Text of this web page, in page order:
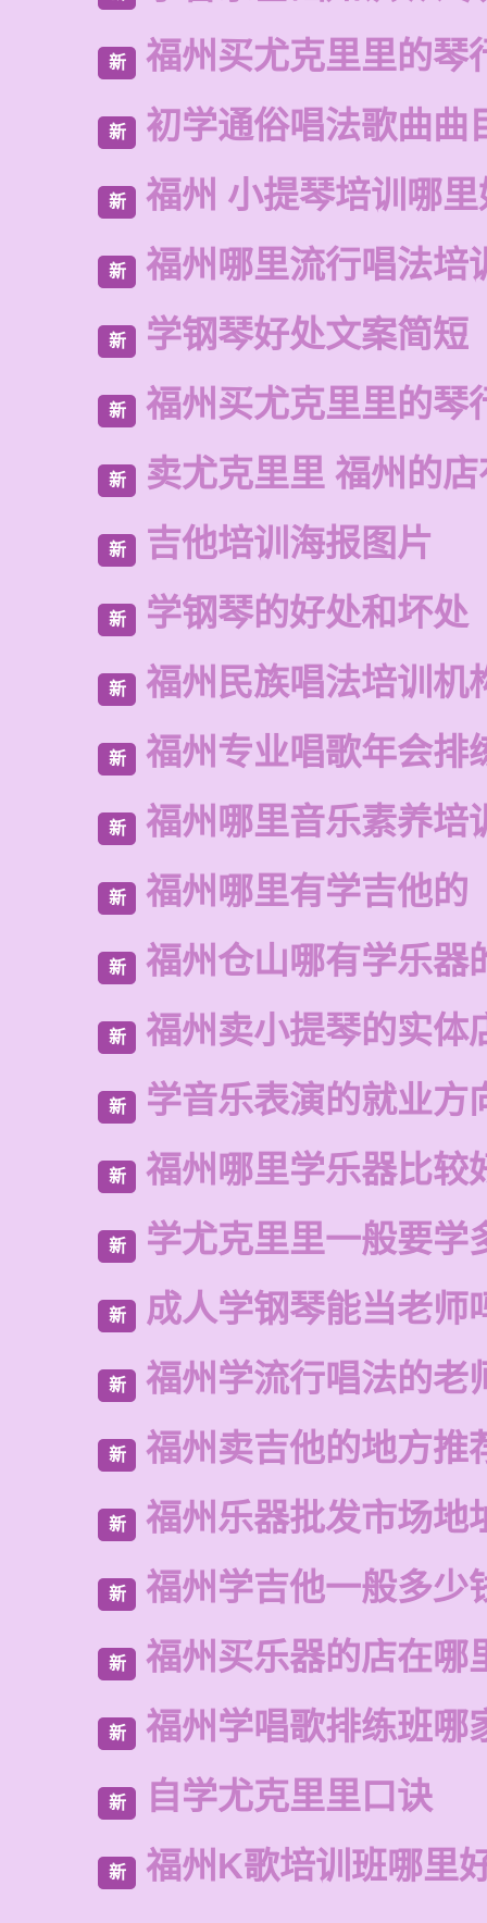
新 福州买尤克里里的琴
新 初学通俗唱法歌曲曲
新 福州 小提琴培训哪
新 福州哪里流行唱法培
新 学钢琴好处文案简短
新 福州买尤克里里的琴
新 卖尤克里里 福州的
新 吉他培训海报图片
新 学钢琴的好处和坏处
新 福州民族唱法培训机
新 福州专业唱歌年会排
新 福州哪里音乐素养培
新 福州哪里有学吉他的
新 福州仓山哪有学乐器
新 福州卖小提琴的实体
新 学音乐表演的就业方
新 福州哪里学乐器比较
新 学尤克里里一般要学
新 成人学钢琴能当老师
新 福州学流行唱法的老
新 福州卖吉他的地方推
新 福州乐器批发市场地
新 福州学吉他一般多少
新 福州买乐器的店在哪
新 福州学唱歌排练班哪
新 自学尤克里里口诀
新 福州K歌培训班哪里